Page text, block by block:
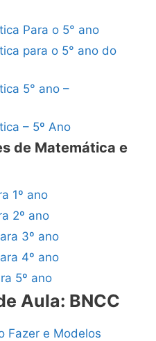
Para o 5° ano
para o 5° ano do
5° ano –
– 5º Ano
de Matemática e
1º ano
2º ano
3º ano
4º ano
5º ano
Aula: BNCC
Fazer e Modelos